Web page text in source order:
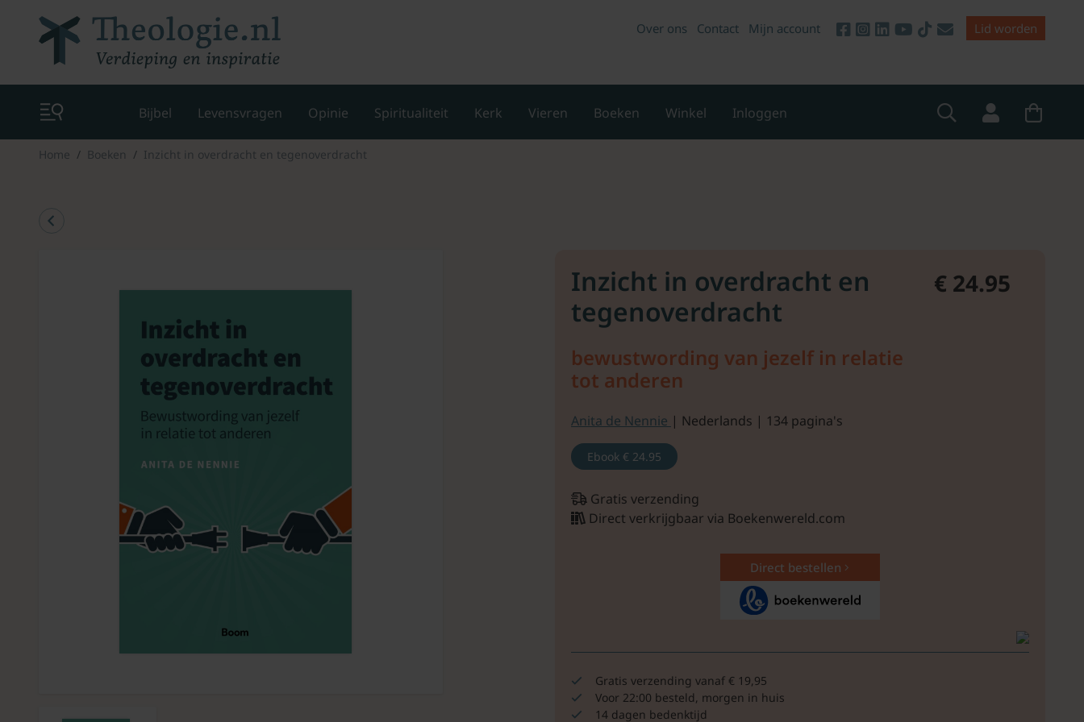
Over ons Contact Mijn account Lid worden
Bijbel Levensvragen Opinie Spiritualiteit Kerk Vieren Boeken Winkel Inloggen
Home Boeken Inzicht in overdracht en tegenoverdracht
Inzicht in overdracht en
tegenoverdracht
bewustwording van jezelf in relatie
tot anderen
€ 24.95
Anita de Nennie | Nederlands | 134 pagina's
Ebook € 24.95
Gratis verzending
Direct verkrijgbaar via Boekenwereld.com
Direct bestellen
Gratis verzending vanaf € 19,95
Voor 22:00 besteld, morgen in huis
14 dagen bedenktijd